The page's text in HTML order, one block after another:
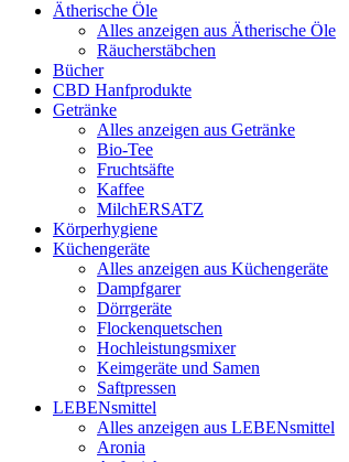
Ätherische Öle
Alles anzeigen aus Ätherische Öle
Räucherstäbchen
Bücher
CBD Hanfprodukte
Getränke
Alles anzeigen aus Getränke
Bio-Tee
Fruchtsäfte
Kaffee
MilchERSATZ
Körperhygiene
Küchengeräte
Alles anzeigen aus Küchengeräte
Dampfgarer
Dörrgeräte
Flockenquetschen
Hochleistungsmixer
Keimgeräte und Samen
Saftpressen
LEBENsmittel
Alles anzeigen aus LEBENsmittel
Aronia